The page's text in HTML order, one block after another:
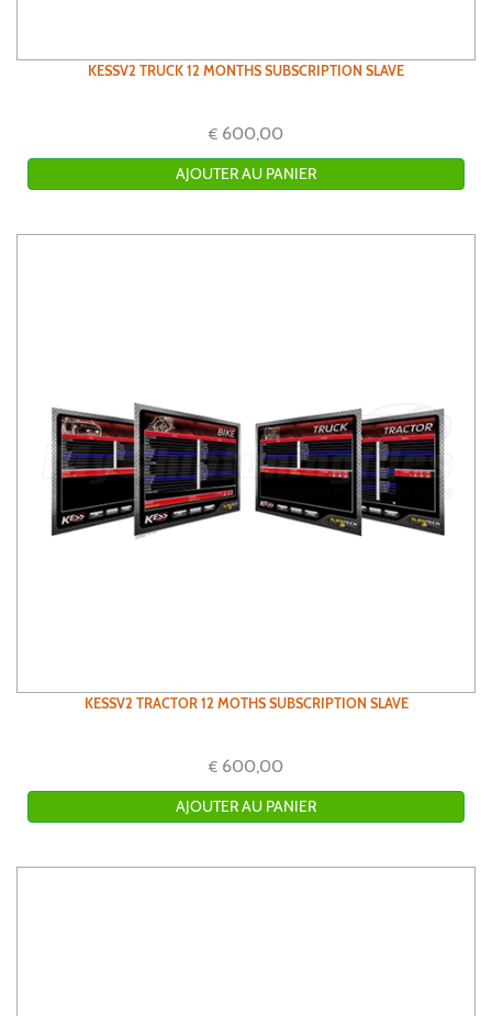
KESSV2 TRUCK 12 MONTHS SUBSCRIPTION SLAVE
€ 600,00
KESSV2 TRACTOR 12 MOTHS SUBSCRIPTION SLAVE
€ 600,00